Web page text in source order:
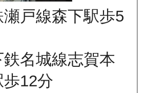
瀬戸線森下駅歩5
鉄名城線志賀本
歩12分